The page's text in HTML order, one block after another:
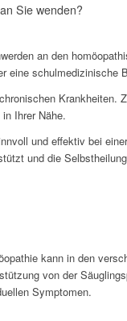
Sie wenden?
an den
eine
Krankheiten.
Ihrer Nähe.
und effektiv bei
und die
kann in den
von der
Symptomen.